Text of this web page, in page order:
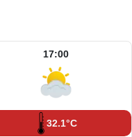
17:00
32.1°C